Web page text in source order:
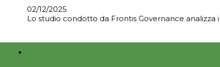
02/12/2025
Lo studio condotto da Frontis Governance